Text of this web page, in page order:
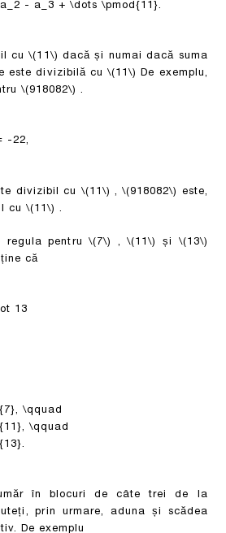
- a_3 + \dots \pmod{11}.
cu\(11\) dacă și numai dacă suma
este divizibilă cu\(11\) De exemplu,
\(918082\) .
-22,
divizibil cu \(11\) ,\(918082\)
este,
cu \(11\) .
regula pentru\(7\) ,\(11\) și \(13\)
că
13
\qquad
\qquad
în blocuri de câte trei de la
prin urmare, aduna și scădea
De exemplu